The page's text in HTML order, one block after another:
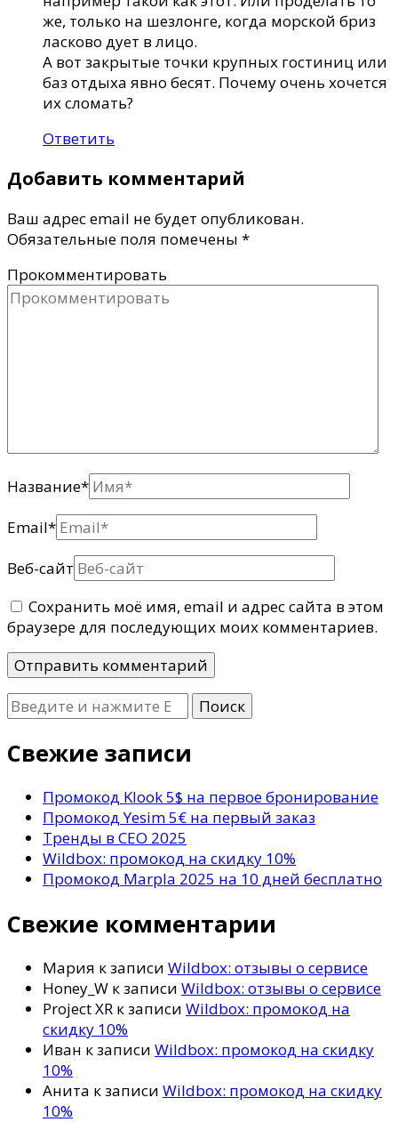
же, только на шезлонге, когда морской бриз
ласково дует в лицо.
А вот закрытые точки крупных гостиниц или
баз отдыха явно бесят. Почему очень хочется
их сломать?
Ответить
Добавить комментарий
Ваш адрес email не будет опубликован.
Обязательные поля помечены *
Прокомментировать
Название*
Email*
Веб-сайт
Сохранить моё имя, email и адрес сайта в этом
браузере для последующих моих комментариев.
Ищите
что-
то?
Свежие записи
Промокод Klook 5$ на первое бронирование
Промокод Yesim 5€ на первый заказ
Тренды в СЕО 2025
Wildbox: промокод на скидку 10%
Промокод Marpla 2025 на 10 дней бесплатно
Свежие комментарии
Мария к записи Wildbox: отзывы о сервисе
Honey_W к записи Wildbox: отзывы о сервисе
Project XR к записи Wildbox: промокод на
скидку 10%
Иван к записи Wildbox: промокод на скидку
10%
Анита к записи Wildbox: промокод на скидку
10%